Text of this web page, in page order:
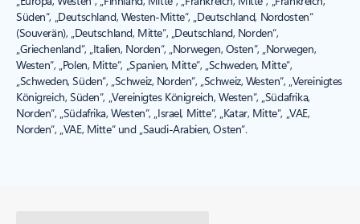
Süden“, „Deutschland, Westen-Mitte“, „Deutschland, Nordosten“
(Souverän), „Deutschland, Mitte“, „Deutschland, Norden“,
„Griechenland“, „Italien, Norden“, „Norwegen, Osten“, „Norwegen,
Westen“, „Polen, Mitte“, „Spanien, Mitte“, „Schweden, Mitte“,
„Schweden, Süden“, „Schweiz, Norden“, „Schweiz, Westen“, „Vereinigtes
Königreich, Süden“, „Vereinigtes Königreich, Westen“, „Südafrika,
Norden“, „Südafrika, Westen“, „Israel, Mitte“, „Katar, Mitte“, „VAE,
Norden“, „VAE, Mitte“ und „Saudi-Arabien, Osten“.